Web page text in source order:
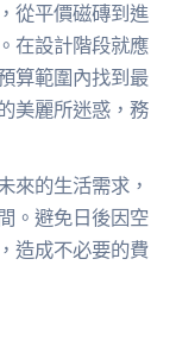
從平價磁磚到進
在設計階段就應
算範圍內找到最
美麗所迷惑，務
來的生活需求，
。避免日後因空
造成不必要的費